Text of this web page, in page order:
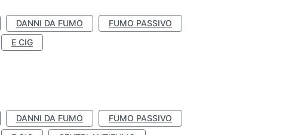
DANNI DA FUMO
FUMO PASSIVO
E CIG
DANNI DA FUMO
FUMO PASSIVO